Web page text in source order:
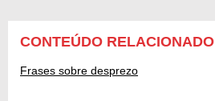
CONTEÚDO RELACIONADO
Frases sobre desprezo